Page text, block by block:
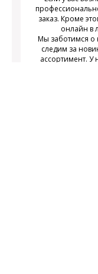
заказ. Кроме
онлайн в
Мы заботимся о
следим за
ассортимент. У